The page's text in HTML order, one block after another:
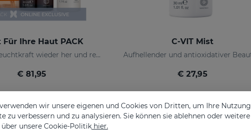
Für Ihre Haut PACK
Stellt die Leuchtkraft wieder her und reduziert Hautunreinheiten
€ 81,95
C-VIT Mist
€ 27,95
wir unsere eigenen und Cookies von Dritten, um Ihre Nutzung
zu verbessern und zu analysieren. Sie können sie ablehnen oder weitere
unsere Cookie-Politikhier.